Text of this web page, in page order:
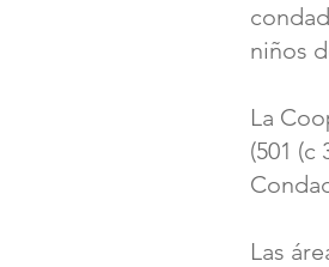
niños
La
(501
Las